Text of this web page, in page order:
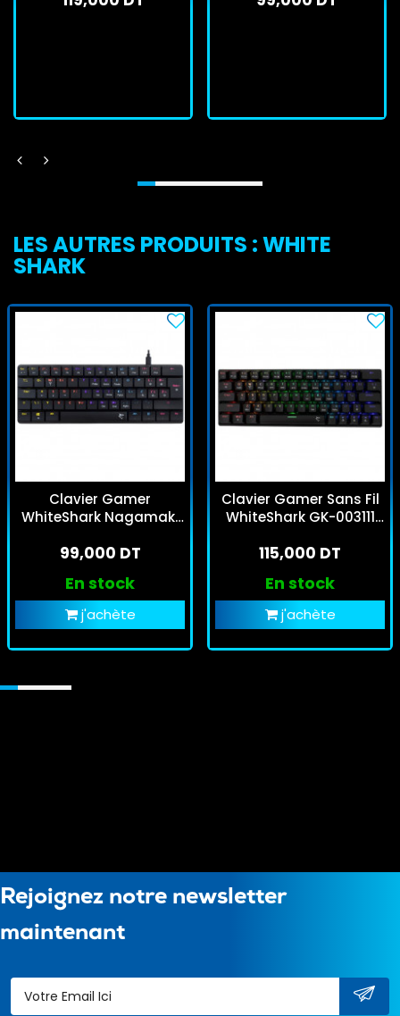
LES AUTRES PRODUITS : WHITE
SHARK
Clavier Gamer
WhiteShark Nagamaki
99,000 DT
En stock
j'achète
Clavier Gamer Sans Fil
WhiteShark GK-003111
RGB
115,000 DT
En stock
j'achète
Rejoignez notre newsletter
maintenant